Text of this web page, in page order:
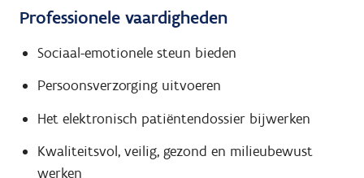
Professionele vaardigheden
Sociaal-emotionele steun bieden
Persoonsverzorging uitvoeren
Het elektronisch patiëntendossier bijwerken
Kwaliteitsvol, veilig, gezond en milieubewust
werken